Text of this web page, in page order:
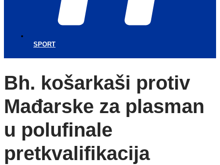
SPORT
Bh. košarkaši protiv
Mađarske za plasman
u polufinale
pretkvalifikacija